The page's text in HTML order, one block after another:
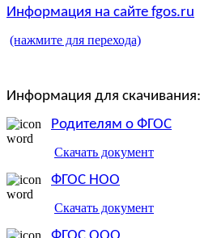
Информация на сайте fgos.ru
(нажмите для перехода)
Информация для скачивания:
Родителям о ФГОС
Скачать документ
ФГОС НОО
Скачать документ